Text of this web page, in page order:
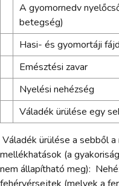
A gyomornedv
betegség)
Hasi- és gyomortáji
Emésztési zavar
Nyelési nehézség
Váladék ürülése egy
Váladék ürülése a sebből
mellékhatások (a
nem állapítható meg):